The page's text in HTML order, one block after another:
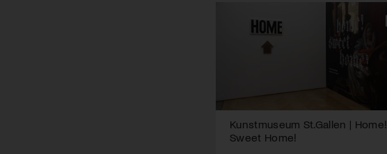
Kunstmuseum St.Gallen | Home!
Sweet Home!